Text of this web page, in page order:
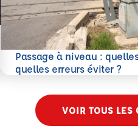
Passage à niveau :
quelles erreurs éviter ?
En savoir plus
VOIR TOUS LES